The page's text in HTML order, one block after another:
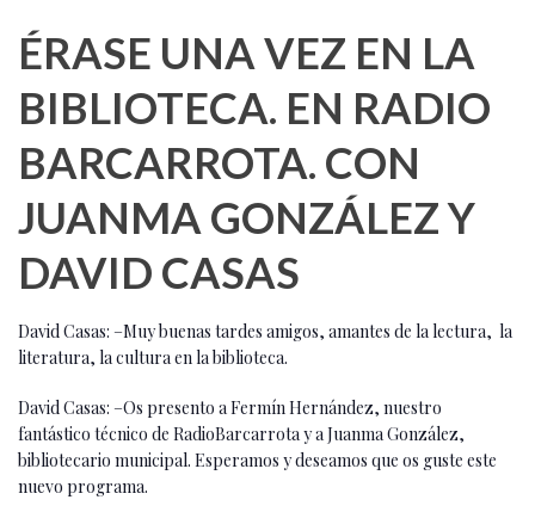
ÉRASE UNA VEZ EN LA
BIBLIOTECA. EN RADIO
BARCARROTA. CON
JUANMA GONZÁLEZ Y
DAVID CASAS
David Casas: –Muy buenas tardes amigos, amantes de la lectura, la
literatura, la cultura en la biblioteca.
David Casas: –Os presento a Fermín Hernández, nuestro
fantástico técnico de RadioBarcarrota y a Juanma González,
bibliotecario municipal. Esperamos y deseamos que os guste este
nuevo programa.